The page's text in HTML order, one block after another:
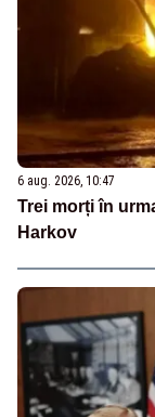
6 aug. 2026, 10:47
Trei morți în
Harkov